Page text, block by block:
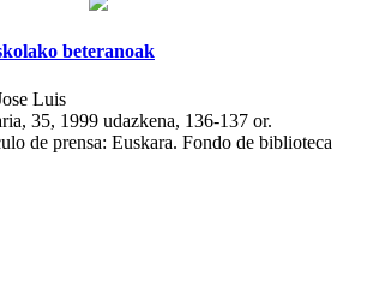
beteranoak
Luis
35, 1999 udazkena, 136-137 or.
de prensa: Euskara. Fondo de biblioteca